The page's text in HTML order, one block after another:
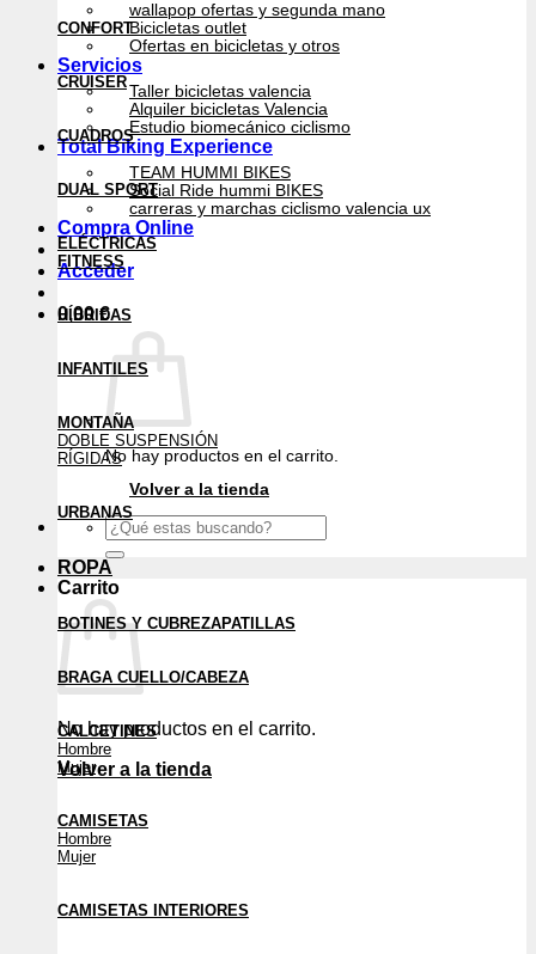
wallapop ofertas y segunda mano
Bicicletas outlet
Ofertas en bicicletas y otros
Servicios
Taller bicicletas valencia
Alquiler bicicletas Valencia
Estudio biomecánico ciclismo
Total Biking Experience
TEAM HUMMI BIKES
Social Ride hummi BIKES
carreras y marchas ciclismo valencia ux
Compra Online
Acceder
0,00€
No hay productos en el carrito.
Volver a la tienda
Buscar
por:
Carrito
No hay productos en el carrito.
Volver a la tienda
CONFORT
CRUISER
CUADROS
DUAL SPORT
ELÉCTRICAS
FITNESS
HÍBRIDAS
INFANTILES
MONTAÑA
DOBLE SUSPENSIÓN
RÍGIDAS
URBANAS
ROPA
BOTINES Y CUBREZAPATILLAS
BRAGA CUELLO/CABEZA
CALCETINES
Hombre
Mujer
CAMISETAS
Hombre
Mujer
CAMISETAS INTERIORES